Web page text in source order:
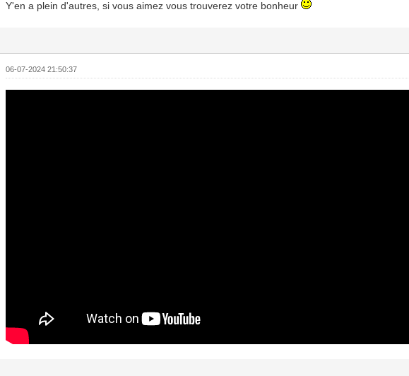
Y'en a plein d'autres, si vous aimez vous trouverez votre bonheur
06-07-2024 21:50:37